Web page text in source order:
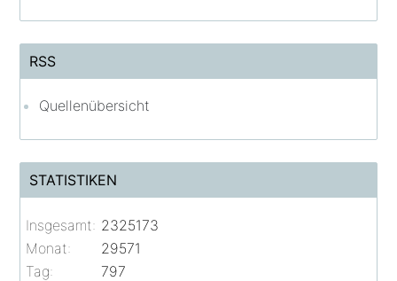
RSS
Quellenübersicht
STATISTIKEN
Insgesamt: 2325173
Monat:
29571
Tag:
797